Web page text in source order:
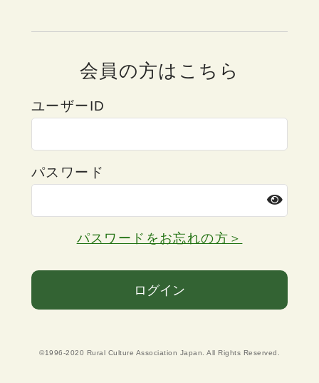
会員の方はこちら
ユーザーID
パスワード
パスワードをお忘れの方＞
ログイン
©1996-2020 Rural Culture Association Japan. All Rights Reserved.